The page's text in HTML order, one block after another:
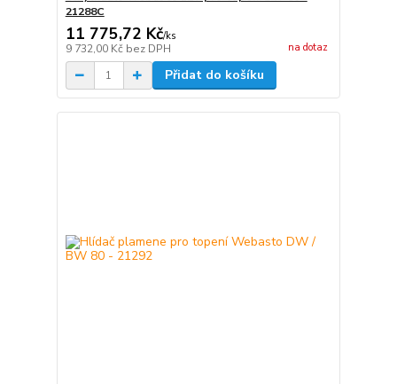
21288C
11 775,72 Kč/ks
9 732,00 Kč bez DPH na dotaz
Přidat do košíku